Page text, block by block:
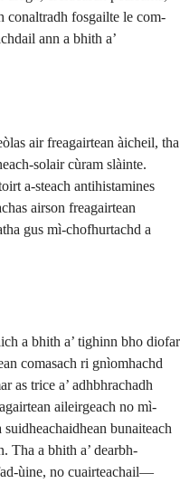
conaltradh fosgailte le com-
ann a bhith a’
air freagairtean àicheil, tha
solair cùram slàinte.
a-steach antihistamines
airson freagairtean
gus mì-chofhurtachd a
a bhith a’ tighinn bho diofar
comasach ri gnìomhachd
as trice a’ adhbhrachadh
aileirgeach no mì-
bunaiteach
Tha a bhith a’ dearbh-
ùine, no cuairteachail—